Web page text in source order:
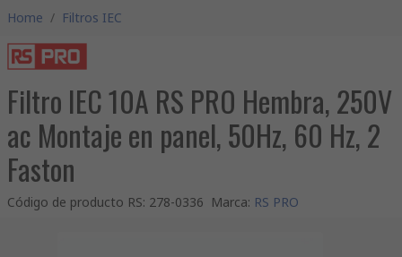
Home / Filtros IEC
Filtro IEC 10A RS PRO Hembra, 250V
ac Montaje en panel, 50Hz, 60 Hz, 2
Faston
Código de producto RS: 278-0336 Marca: RS PRO